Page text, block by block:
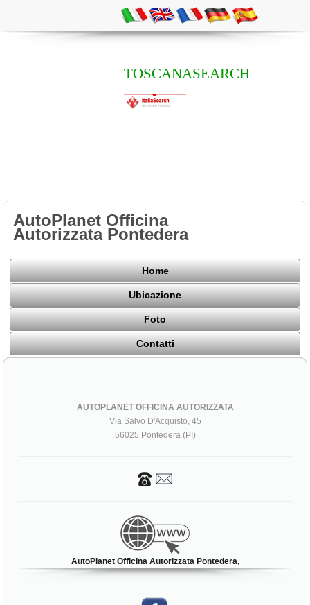
TOSCANASEARCH
AutoPlanet Officina
Autorizzata Pontedera
Home
Ubicazione
Foto
Contatti
AUTOPLANET OFFICINA AUTORIZZATA
Via Salvo D'Acquisto, 45
56025 Pontedera (PI)
AutoPlanet Officina Autorizzata Pontedera,